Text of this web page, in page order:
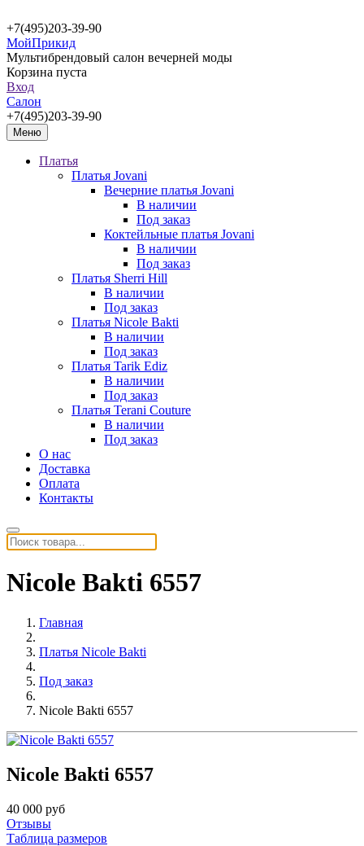
+7(495)203-39-90
МойПрикид
Мультибрендовый салон вечерней моды
Корзина пуста
Вход
Салон
+7(495)203-39-90
Меню
Платья
Платья Jovani
Вечерние платья Jovani
В наличии
Под заказ
Коктейльные платья Jovani
В наличии
Под заказ
Платья Sherri Hill
В наличии
Под заказ
Платья Nicole Bakti
В наличии
Под заказ
Платья Tarik Ediz
В наличии
Под заказ
Платья Terani Couture
В наличии
Под заказ
О нас
Доставка
Оплата
Контакты
Nicole Bakti 6557
Главная
Платья Nicole Bakti
Под заказ
Nicole Bakti 6557
Nicole Bakti 6557
40 000 руб
Отзывы
Таблица размеров